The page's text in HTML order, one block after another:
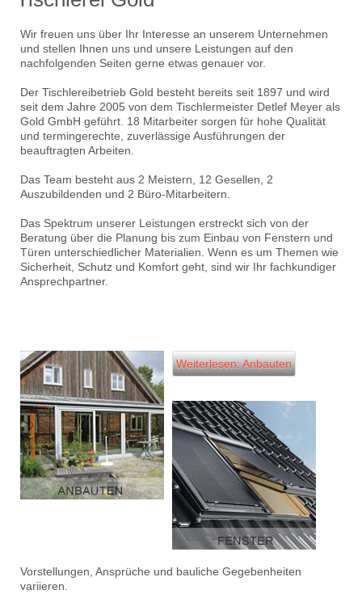
Wir freuen uns über Ihr Interesse an unserem Unternehmen
und stellen Ihnen uns und unsere Leistungen auf den
nachfolgenden Seiten gerne etwas genauer vor.
Der Tischlereibetrieb Gold besteht bereits seit 1897 und wird
seit dem Jahre 2005 von dem Tischlermeister Detlef Meyer als
Gold GmbH geführt. 18 Mitarbeiter sorgen für hohe Qualität
und termingerechte, zuverlässige Ausführungen der
beauftragten Arbeiten.
Das Team besteht aus 2 Meistern, 12 Gesellen, 2
Auszubildenden und 2 Büro-Mitarbeitern.
Das Spektrum unserer Leistungen erstreckt sich von der
Beratung über die Planung bis zum Einbau von Fenstern und
Türen unterschiedlicher Materialien. Wenn es um Themen wie
Sicherheit, Schutz und Komfort geht, sind wir Ihr fachkundiger
Ansprechpartner.
Weiterlesen: Anbauten
Vorstellungen, Ansprüche und bauliche Gegebenheiten
variieren.